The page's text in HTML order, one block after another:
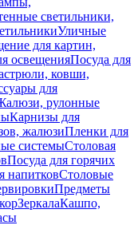
светильники,
Уличные
для картин,
освещенияПосуда для
ковши,
для
рулонные
Карнизы для
жалюзиПленки для
системыСтоловая
Посуда для горячих
напитковСтоловые
Предметы
ЗеркалаКашпо,